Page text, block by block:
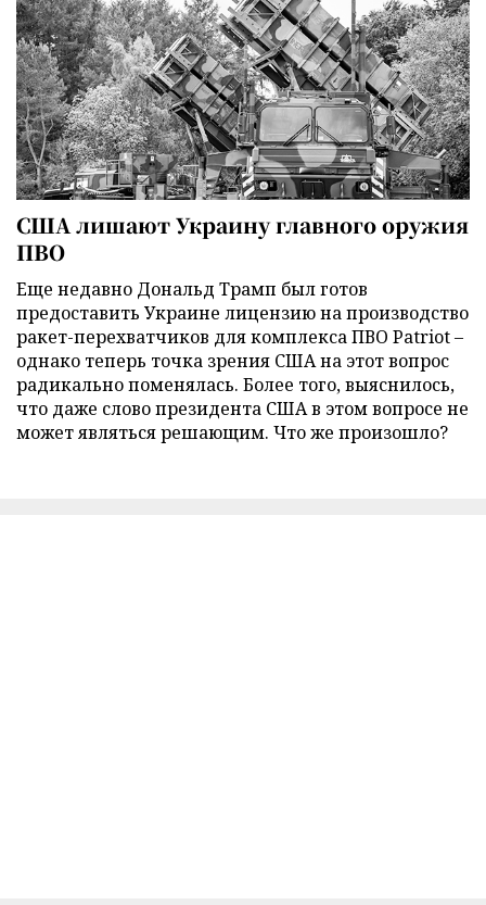
США лишают Украину главного оружия
ПВО
Еще недавно Дональд Трамп был готов
предоставить Украине лицензию на производство
ракет-перехватчиков для комплекса ПВО Patriot –
однако теперь точка зрения США на этот вопрос
радикально поменялась. Более того, выяснилось,
что даже слово президента США в этом вопросе не
может являться решающим. Что же произошло?